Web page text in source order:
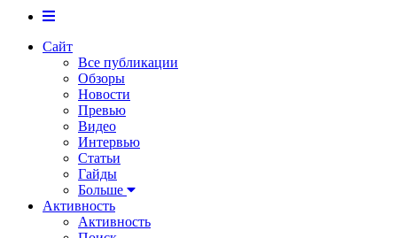
Сайт
Все публикации
Обзоры
Новости
Превью
Видео
Интервью
Статьи
Гайды
Больше
Активность
Активность